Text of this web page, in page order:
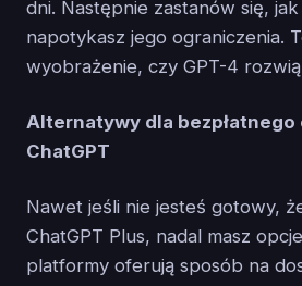
dni. Następnie zastanów się,
napotykasz jego ograniczenia.
wyobrażenie, czy GPT-4
Alternatywy dla
ChatGPT
Nawet jeśli nie jesteś gotowy,
ChatGPT Plus, nadal masz
platformy oferują sposób na